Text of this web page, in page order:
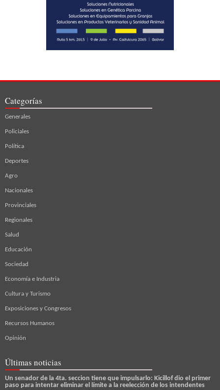
Categorías
Generales
Policiales
Política
Deportes
Agro
Nacionales
Provinciales
Regionales
Salud
Educación
Sociedad
Economía e Industria
Cultura y Turismo
Exposiciones y Congresos
Recursos Humanos
Opinión
Últimas noticias
Un senador de la 4ta. seccion tiene que impulsarlo: Kicillof dio el primer
paso para intentar eliminar el límite a la reelección de los intendentes